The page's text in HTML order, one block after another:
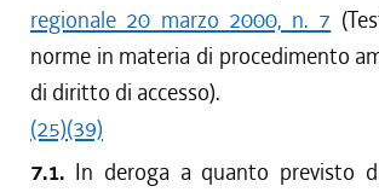
regionale 20 marzo 2000, n. 7
norme in materia di procedimento
di diritto di accesso).
(25)(39)
7.1. In deroga a quanto previsto